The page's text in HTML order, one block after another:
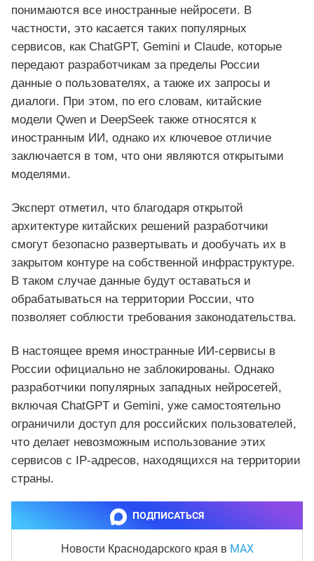
понимаются все иностранные нейросети. В
частности, это касается таких популярных
сервисов, как ChatGPT, Gemini и Claude, которые
передают разработчикам за пределы России
данные о пользователях, а также их запросы и
диалоги. При этом, по его словам, китайские
модели Qwen и DeepSeek также относятся к
иностранным ИИ, однако их ключевое отличие
заключается в том, что они являются открытыми
моделями.
Эксперт отметил, что благодаря открытой
архитектуре китайских решений разработчики
смогут безопасно развертывать и дообучать их в
закрытом контуре на собственной инфраструктуре.
В таком случае данные будут оставаться и
обрабатываться на территории России, что
позволяет соблюсти требования законодательства.
В настоящее время иностранные ИИ-сервисы в
России официально не заблокированы. Однако
разработчики популярных западных нейросетей,
включая ChatGPT и Gemini, уже самостоятельно
ограничили доступ для российских пользователей,
что делает невозможным использование этих
сервисов с IP-адресов, находящихся на территории
страны.
ПОДПИСАТЬСЯ
Новости Краснодарского края в MAX